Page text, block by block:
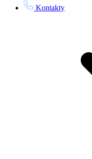
Kontakty